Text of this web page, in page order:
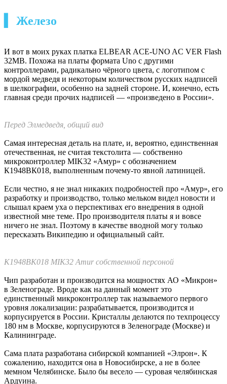
▍ Железо
И вот в моих руках платка ELBEAR ACE-UNO AC VER Flash
32MB. Похожа на платы формата Uno с другими
контроллерами, радикально чёрного цвета, с логотипом с
мордой медведя и некоторым количеством русских надписей
в шелкографии, особенно на задней стороне. И, конечно, есть
главная среди прочих надписей — «произведено в России».
Перед Элмедведя, общий вид
Самая интересная деталь на плате, и, вероятно, единственная
отечественная, не считая текстолита — собственно
микроконтроллер MIK32 «Амур» с обозначением
К1948ВК018, выполненным почему-то явной латиницей.
разработку и производство, только мельком видел новости и
слышал краем уха о перспективах его внедрения в одной
известной мне теме. Про производителя платы я и вовсе
ничего не знал. Поэтому в качестве вводной могу только